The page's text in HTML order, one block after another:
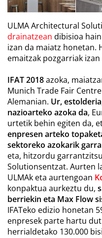
ULMA Architectural
drainatzean dibisioa
izan da maiatz honetan.
emaitzak pozgarriak izan
IFAT 2018azoka,
Munich Trade Fair
Alemanian. Ur,
nazioarteko azoka da,
urtetik behin egiten da,
enpresen arteko
sektoreko azokarik
eta, hitzordu
Solutionsentzat. Aurten
ULMAk eta aurtengoan
konpaktua aurkeztu du,
berriekin eta Max Flow
IFATeko edizio honetan
enpresek parte hartu
herrialdetako 130.000